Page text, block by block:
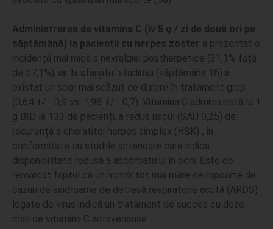
Administrarea de vitamina C (iv 5 g / zi de două ori pe
săptămână) la pacienții cu herpes zoster a prezentat o
incidență mai mică a nevralgiei postherpetice (31,1% față
de 57,1%), iar la sfârșitul studiului (săptămâna 16) a
existat un scor mai scăzut de durere în tratament grup
(0,64 +/− 0,9 vs. 1,98 +/− 0,7). Vitamina C administrată la 1
g BID la 133 de pacienți, a redus riscul (SAU 0,25) de
recurență a cheratitei herpes simplex (HSK) , în
conformitate cu studiile anterioare care indică
disponibilitate redusă a ascorbatului în ochi. Este de
remarcat faptul că un număr tot mai mare de rapoarte de
cazuri de sindroame de detresă respiratorie acută (ARDS)
legate de virus indică un tratament de succes cu doze
mari de vitamina C intravenoase